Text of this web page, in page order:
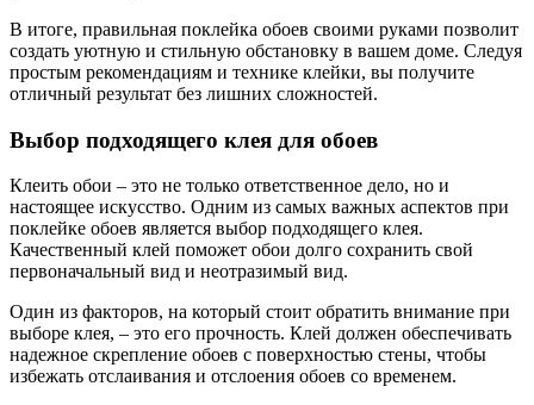
В итоге, правильная поклейка обоев своими руками позволит
создать уютную и стильную обстановку в вашем доме. Следуя
простым рекомендациям и технике клейки, вы получите
отличный результат без лишних сложностей.
Выбор подходящего клея для обоев
Клеить обои – это не только ответственное дело, но и
настоящее искусство. Одним из самых важных аспектов при
поклейке обоев является выбор подходящего клея.
Качественный клей поможет обои долго сохранить свой
первоначальный вид и неотразимый вид.
Один из факторов, на который стоит обратить внимание при
выборе клея, – это его прочность. Клей должен обеспечивать
надежное скрепление обоев с поверхностью стены, чтобы
избежать отслаивания и отслоения обоев со временем.